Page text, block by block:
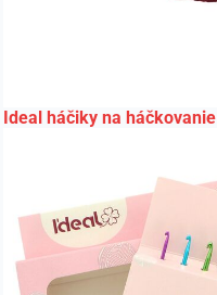
Ideal háčiky na háčkovanie